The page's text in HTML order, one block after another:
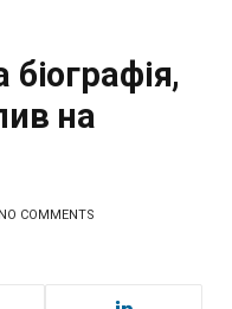
на
NO COMMENTS